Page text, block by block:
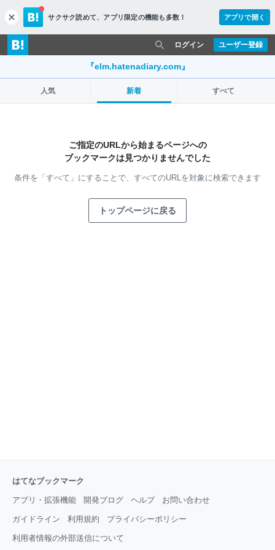
c
l
o
s
サクサク読めて、 アプリ限定の機能も多数！ アプリで開く
ユーザー登録
ログイン
『elm.hatenadiary.com』
人気 新着 すべて
ご指定のURLから始まるページへの
ブックマークは見つかりませんでした
条件を「すべて」にすることで、 すべてのURLを対象に検索できます
トップページに戻る
はてなブックマーク
アプリ・拡張機能 開発ブログ ヘルプ お問い合わせ
ガイドライン 利用規約 プライバシーポリシー
利用者情報の外部送信について